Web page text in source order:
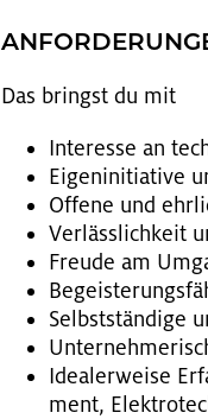
Das bringst du mit
In­ter­es­se an
Ei­gen­in­itia­ti­ve
Of­fe­ne und
Ver­läss­lich­keit
Freu­de am
Selbst­stän­di­ge
Idea­ler­wei­se
ment,